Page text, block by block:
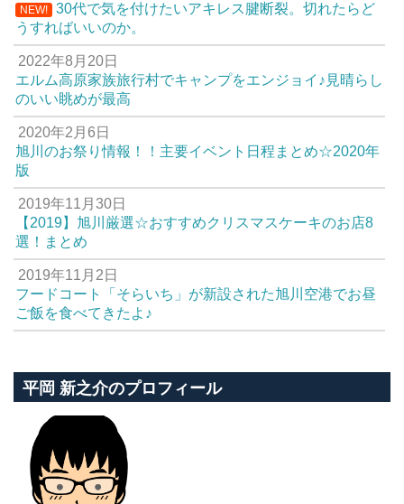
NEW!
30代で気を付けたいアキレス腱断裂。切れたらど
うすればいいのか。
2022年8月20日
エルム高原家族旅行村でキャンプをエンジョイ♪見晴らし
のいい眺めが最高
2020年2月6日
旭川のお祭り情報！！主要イベント日程まとめ☆2020年
版
2019年11月30日
【2019】旭川厳選☆おすすめクリスマスケーキのお店8
選！まとめ
2019年11月2日
フードコート「そらいち」が新設された旭川空港でお昼
ご飯を食べてきたよ♪
平岡 新之介のプロフィール